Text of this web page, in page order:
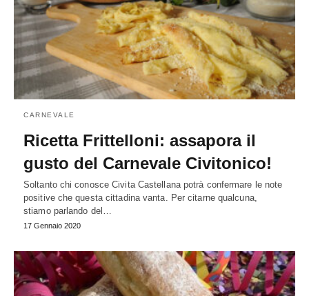
CARNEVALE
Ricetta Frittelloni: assapora il
gusto del Carnevale Civitonico!
Soltanto chi conosce Civita Castellana potrà confermare le note
positive che questa cittadina vanta. Per citarne qualcuna,
stiamo parlando del…
17 Gennaio 2020